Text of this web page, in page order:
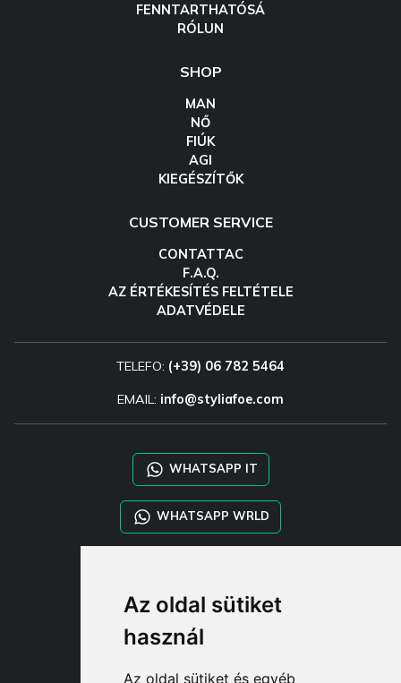
Az oldal sütiket
használ
Az oldal sütiket és egyéb
FENNTARTHATÓSÁ
RÓLUN
SHOP
MAN
NŐ
FIÚK
AGI
KIEGÉSZÍTŐK
CUSTOMER SERVICE
CONTATTAC
F.A.Q.
AZ ÉRTÉKESÍTÉS FELTÉTELE
ADATVÉDELE
TELEFO: (+39) 06 782 5464
EMAIL: info@styliafoe.com
WHATSAPP IT
WHATSAPP WRLD
SHOP B2B
TAYLOR MADE ORDERS
DROPSHIPPING